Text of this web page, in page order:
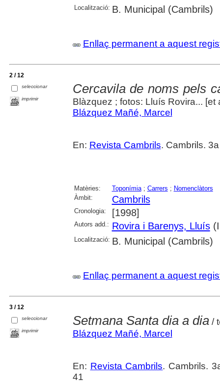
Localització: B. Municipal (Cambrils)
Enllaç permanent a aquest
2 / 12
seleccionar
imprimir
Cercavila de noms pels
Blàzquez ; fotos: Lluís Rovira... [et
Blázquez Mañé, Marcel
En: Revista Cambrils. Cambrils.
Matèries: Toponímia; Carrers ; Nomenclàtors
Àmbit:
Cambrils
Cronologia: [1998]
Autors add.: Rovira i Barenys, Lluís
Localització: B. Municipal (Cambrils)
Enllaç permanent a aquest
3 / 12
seleccionar
imprimir
Setmana Santa dia a dia/
Blázquez Mañé, Marcel
En: Revista Cambrils. Cambrils.
41